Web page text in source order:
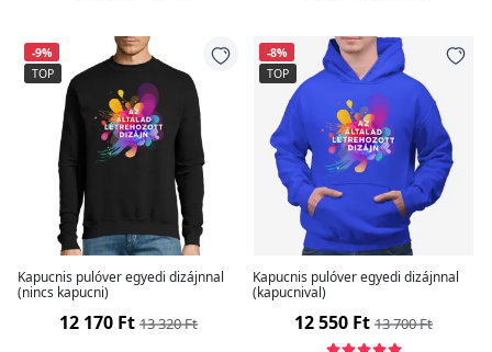
-9%
TOP
Kapucnis pulóver egyedi dizájnnal
(nincs kapucni)
12 170 Ft 13 320 Ft
-8%
TOP
Kapucnis pulóver egyedi dizájnnal
(kapucnival)
12 550 Ft 13 700 Ft